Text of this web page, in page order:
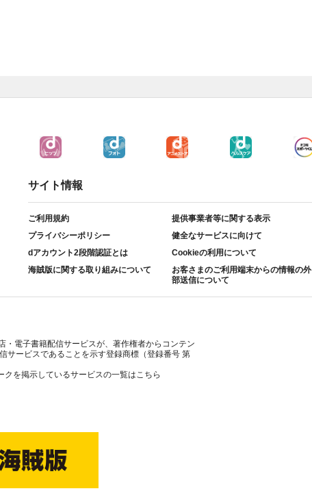
サイト情報
ご利用規約
提供事業者等に関する表示
プライバシーポリシー
健全なサービスに向けて
dアカウント2段階認証とは
Cookieの利用について
海賊版に関する取り組みについて
お客さまのご利用端末からの情報の外
部送信について
・電子書籍配信サービスが、著作権者からコンテン
サービスであることを示す登録商標（登録番号 第
クを掲示しているサービスの一覧はこちら